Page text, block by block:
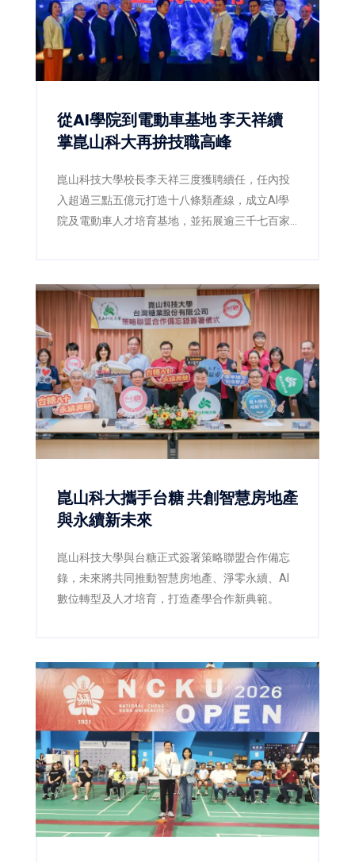
從AI學院到電動車基地 李天祥續
掌崑山科大再拚技職高峰
崑山科技大學校長李天祥三度獲聘續任，任內投
入超過三點五億元打造十八條類產線，成立AI學
院及電動車人才培育基地，並拓展逾三千七百家
崑山科大攜手台糖 共創智慧房地產
與永續新未來
崑山科技大學與台糖正式簽署策略聯盟合作備忘
錄，未來將共同推動智慧房地產、淨零永續、AI
數位轉型及人才培育，打造產學合作新典範。